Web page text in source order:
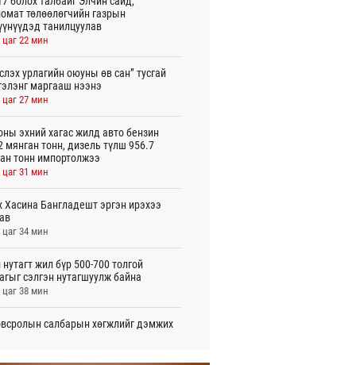
төлөөлөгчийн газрын
танилцуулав
цаг 22 мин
урлагийн оюуны өв сан” тусгай
маргааш нээнэ
цаг 27 мин
эхний хагас жилд авто бензин
мянган тонн, дизель түлш 956.7
тонн импортолжээ
цаг 31 мин
Хасина Бангладешт эргэн ирэхээ
цаг 34 мин
жил бүр 500-700 толгой
сэлгэн нутагшуулж байна
цаг 38 мин
салбарын хөгжлийг дэмжих